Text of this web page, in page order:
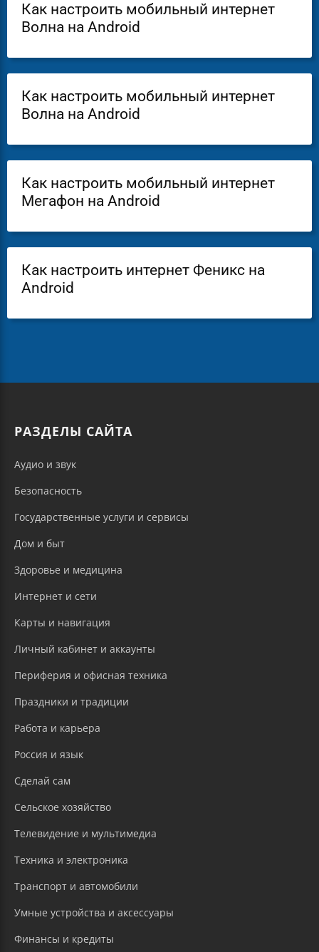
Как настроить мобильный интернет
Волна на Android
Как настроить мобильный интернет
Волна на Android
Как настроить мобильный интернет
Мегафон на Android
Как настроить интернет Феникс на
Android
РАЗДЕЛЫ САЙТА
Аудио и звук
Безопасность
Государственные услуги и сервисы
Дом и быт
Здоровье и медицина
Интернет и сети
Карты и навигация
Личный кабинет и аккаунты
Периферия и офисная техника
Праздники и традиции
Работа и карьера
Россия и язык
Сделай сам
Сельское хозяйство
Телевидение и мультимедиа
Техника и электроника
Транспорт и автомобили
Умные устройства и аксессуары
Финансы и кредиты